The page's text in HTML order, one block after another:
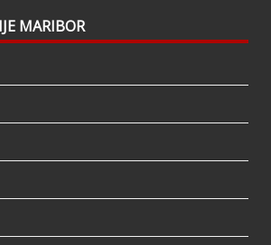
who can see it or it's been
MARIBOR